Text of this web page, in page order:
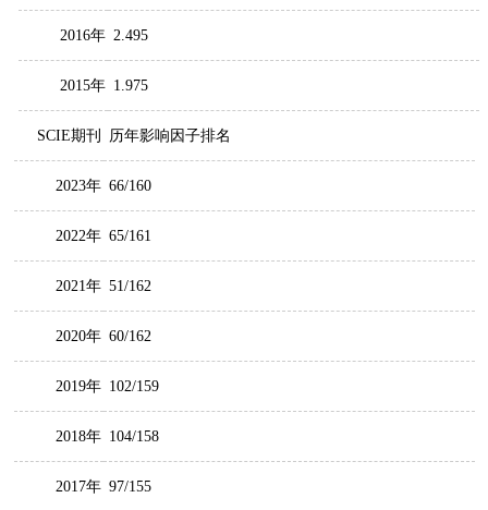
2016年 2.495
2015年 1.975
SCIE期刊 历年影响因子排名
2023年 66/160
2022年 65/161
2021年 51/162
2020年 60/162
2019年 102/159
2018年 104/158
2017年 97/155